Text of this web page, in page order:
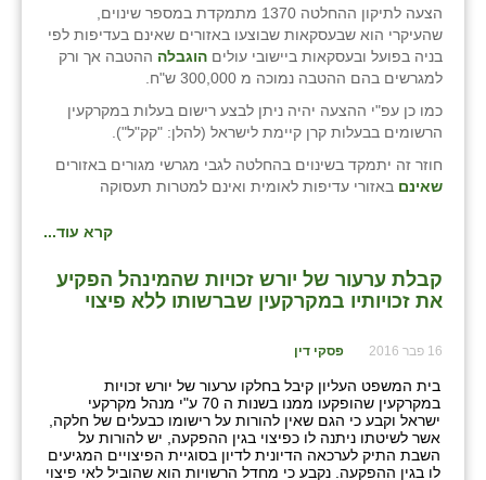
הצעה לתיקון ההחלטה 1370 מתמקדת במספר שינוים,
שהעיקרי הוא שבעסקאות שבוצעו באזורים שאינם בעדיפות לפי
בניה בפועל ובעסקאות ביישובי עולים הוגבלה ההטבה אך ורק
למגרשים בהם ההטבה נמוכה מ 300,000 ש"ח.
כמו כן עפ"י ההצעה יהיה ניתן לבצע רישום בעלות במקרקעין
הרשומים בבעלות קרן קיימת לישראל (להלן: "קק"ל").
חוזר זה יתמקד בשינוים בהחלטה לגבי מגרשי מגורים באזורים
שאינם באזורי עדיפות לאומית ואינם למטרות תעסוקה
קרא עוד...
קבלת ערעור של יורש זכויות שהמינהל הפקיע
את זכויותיו במקרקעין שברשותו ללא פיצוי
16 פבר 2016 פסקי דין
בית המשפט העליון קיבל בחלקו ערעור של יורש זכויות
במקרקעין שהופקעו ממנו בשנות ה 70 ע"י מנהל מקרקעי
ישראל וקבע כי הגם שאין להורות על רישומו כבעלים של חלקה,
אשר לשיטתו ניתנה לו כפיצוי בגין ההפקעה, יש להורות על
השבת התיק לערכאה הדיונית לדיון בסוגיית הפיצויים המגיעים
לו בגין ההפקעה. נקבע כי מחדל הרשויות הוא שהוביל לאי פיצוי